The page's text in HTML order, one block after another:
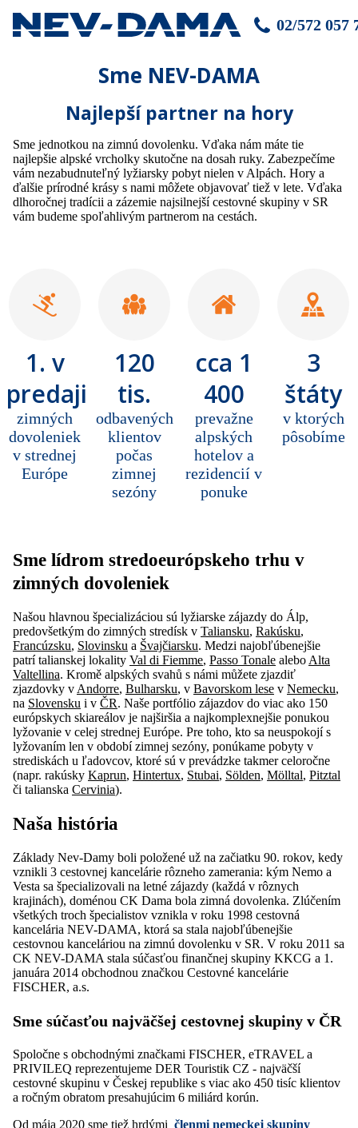
02/572 057
Sme NEV-DAMA
Najlepší partner na hory
Sme jednotkou na zimnú dovolenku. Vďaka nám máte tie
najlepšie alpské vrcholky skutočne na dosah ruky. Zabezpečíme
vám nezabudnuteľný lyžiarsky pobyt nielen v Alpách. Hory a
ďalšie prírodné krásy s nami môžete objavovať tiež v lete. Vďaka
dlhoročnej tradícii a zázemie najsilnejší cestovné skupiny v SR
vám budeme spoľahlivým partnerom na cestách.
1. v
predaji
zimných
dovoleniek
v strednej
Európe
120
tis.
odbavených
klientov
počas
zimnej
sezóny
cca 1
400
prevažne
alpských
hotelov a
rezidencií v
ponuke
3
štáty
v ktorých
pôsobíme
Sme lídrom stredoeurópskeho trhu v
zimných dovoleniek
Našou hlavnou špecializáciou sú lyžiarske zájazdy do Álp,
predovšetkým do zimných stredísk v Taliansku, Rakúsku,
Francúzsku, Slovinsku a Švajčiarsku. Medzi najobľúbenejšie
patrí talianskej lokality Val di Fiemme, Passo Tonale alebo Alta
Valtellina. Kromě alpských svahů s námi můžete zjazdiť
zjazdovky v Andorre, Bulharsku, v Bavorskom lese v Nemecku,
na Slovensku i v ČR. Naše portfólio zájazdov do viac ako 150
európskych skiareálov je najširšia a najkomplexnejšie ponukou
lyžovanie v celej strednej Európe. Pre toho, kto sa neuspokojí s
lyžovaním len v období zimnej sezóny, ponúkame pobyty v
strediskách u ľadovcov, ktoré sú v prevádzke takmer celoročne
(napr. rakúsky Kaprun, Hintertux, Stubai, Sölden, Mölltal, Pitztal
či talianska Cervinia).
Naša história
Základy Nev-Damy boli položené už na začiatku 90. rokov, kedy
vznikli 3 cestovnej kancelárie rôzneho zamerania: kým Nemo a
Vesta sa špecializovali na letné zájazdy (každá v rôznych
krajinách), doménou CK Dama bola zimná dovolenka. Zlúčením
všetkých troch špecialistov vznikla v roku 1998 cestovná
kancelária NEV-DAMA, ktorá sa stala najobľúbenejšie
cestovnou kanceláriou na zimnú dovolenku v SR. V roku 2011 sa
CK NEV-DAMA stala súčasťou finančnej skupiny KKCG a 1.
januára 2014 obchodnou značkou Cestovné kancelárie
FISCHER, a.s.
Sme súčasťou najväčšej cestovnej skupiny v ČR
Spoločne s obchodnými značkami FISCHER, eTRAVEL a
PRIVILEQ reprezentujeme DER Touristik CZ - najväčší
cestovné skupinu v Českej republike s viac ako 450 tisíc klientov
a ročným obratom presahujúcim 6 miliárd korún.
Od mája 2020 sme tiež hrdými členmi nemeckej skupiny